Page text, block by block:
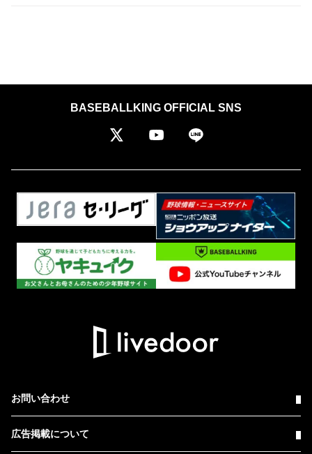
BASEBALLKING OFFICIAL SNS
お問い合わせ
広告掲載について